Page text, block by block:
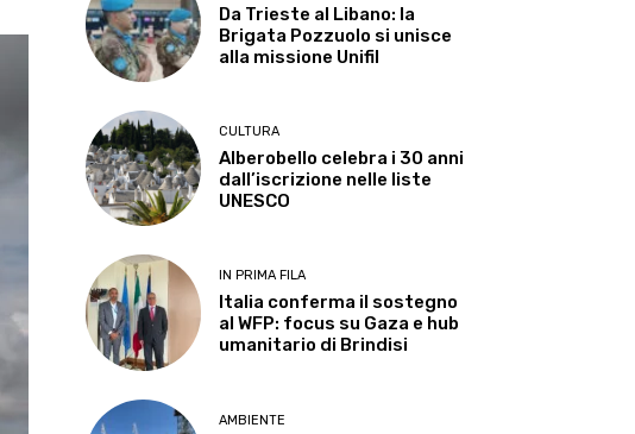
Da Trieste al Libano: la
Brigata Pozzuolo si unisce
alla missione Unifil
CULTURA
Alberobello celebra i 30 anni
dall’iscrizione nelle liste
UNESCO
IN PRIMA FILA
Italia conferma il sostegno
al WFP: focus su Gaza e hub
umanitario di Brindisi
AMBIENTE